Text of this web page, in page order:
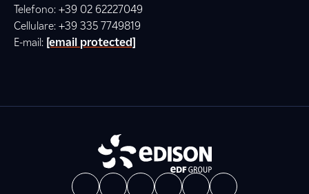
Telefono: +39 02 62227049
Cellulare: +39 335 7749819
E-mail: [email protected]